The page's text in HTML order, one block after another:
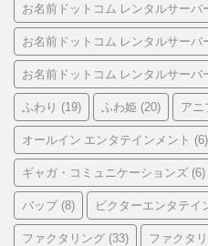
お名前ドットコム レンタルサーバ
お名前ドットコム レンタルサーバ
お名前ドットコム レンタルサーバ
ふわり (19) ふわ姫 (20) アニ
オールイン エンタテインメント (6)
ギャガ・コミュニケーションズ (6)
バップ(8) ビクターエンタテイ
ファクタリング (33) ファクタ